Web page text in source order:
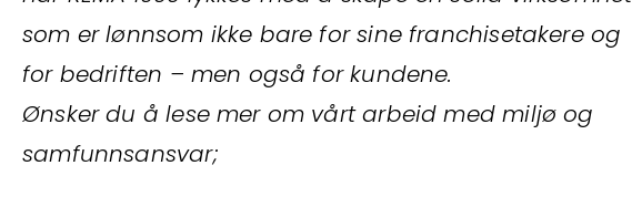
som er lønnsom ikke bare for sine franchisetakere og
for bedriften – men også for kundene.
Ønsker du å lese mer om vårt arbeid med miljø og
samfunnsansvar;